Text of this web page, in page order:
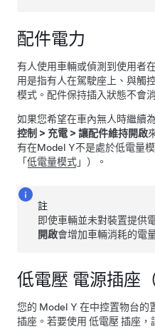
配件電力
有人使用車輛或偵測到使用者
用是指有人在駕駛座上、與觸
模式。配件保持插入狀態不會
如果您希望在車內無人時繼續
控制 > 充電 > 讓配件維持開啟
有在Model Y不是處於低電量
「低電量模式」）。
註
即使車輛並未對裝置提供
開啟會增加車輛消耗的電
低電壓 電源插座
您的 Model Y 在中控置物台的
插座。若要使用 低電壓 插座，